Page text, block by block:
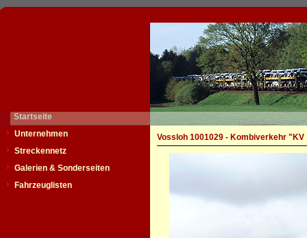
Startseite
Unternehmen
Streckennetz
Galerien & Sonderseiten
Fahrzeuglisten
Vossloh 1001029 - Kombiverkehr "KV